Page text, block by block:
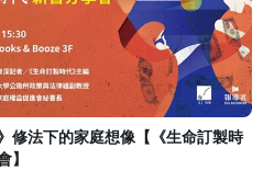
修法下的家庭想像【《生命訂製時